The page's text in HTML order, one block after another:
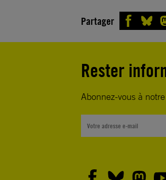
Partager
Rester
Abonnez-vous à